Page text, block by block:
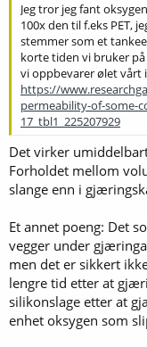
Jeg tror jeg fant
100x den til f.eks PET,
stemmer som et
korte tiden vi bruker
vi oppbevarer ølet vårt
https://
permeability-of-some-
17_tbl1_225207929
Det virker
Forholdet mellom
slange enn i
Et annet poeng: Det
vegger under
men det er sikkert
lengre tid etter at
silikonslage etter at
enhet oksygen som